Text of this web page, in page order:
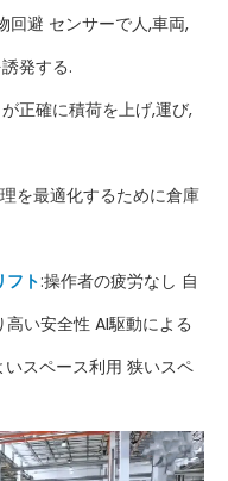
回避 センサーで人,車両,
発する.
正確に積荷を上げ,運び,
を最適化するために倉庫
フト:操作者の疲労なし 自
い安全性 AI駆動による
スペース利用 狭いスペ